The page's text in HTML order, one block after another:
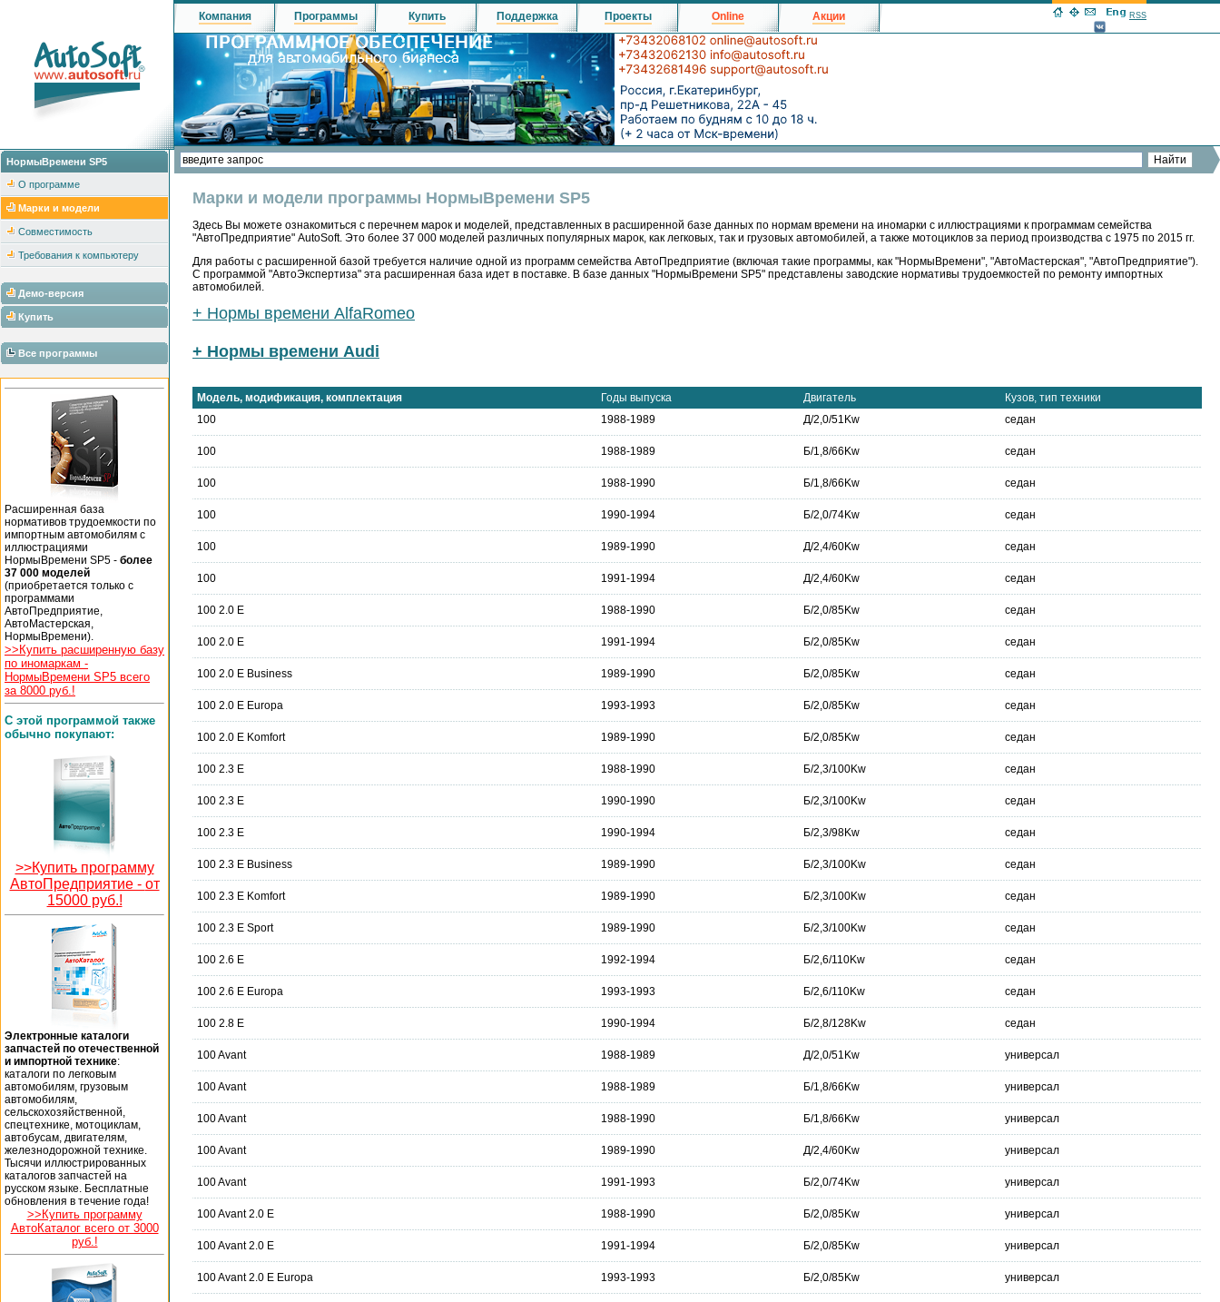
НормыВремени SP5
О программе
Марки и модели
Совместимость
Требования к компьютеру
Демо-версия
Купить
Все программы
Расширенная база
нормативов трудоемкости по
импортным автомобилям с
иллюстрациями
НормыВремени SP5 - более
37 000 моделей
(приобретается только с
программами
АвтоПредприятие,
АвтоМастерская,
НормыВремени).
>>Купить расширенную базу
по иномаркам -
НормыВремени SP5 всего
за 8000 руб.!
С этой программой также
обычно покупают:
>>Купить программу
АвтоПредприятие - от
15000 руб.!
Электронные каталоги
запчастей по отечественной
и импортной технике:
каталоги по легковым
автомобилям, грузовым
автомобилям,
сельскохозяйственной,
спецтехнике, мотоциклам,
автобусам, двигателям,
железнодорожной технике.
Тысячи иллюстрированных
каталогов запчастей на
русском языке. Бесплатные
обновления в течение года!
>>Купить программу
АвтоКаталог всего от 3000
руб.!
Компания Программы Купить Поддержка Проекты Online Акции RSS
Марки и модели программы НормыВремени SP5
Здесь Вы можете ознакомиться с перечнем марок и моделей, представленных в расширенной базе данных по нормам времени на иномарки с иллюстрациями к программам семейства
"АвтоПредприятие" AutoSoft. Это более 37 000 моделей различных популярных марок, как легковых, так и грузовых автомобилей, а также мотоциклов за период производства с 1975 по 2015 гг.
Для работы с расширенной базой требуется наличие одной из программ семейства АвтоПредприятие (включая такие программы, как "НормыВремени", "АвтоМастерская", "АвтоПредприятие").
С программой "АвтоЭкспертиза" эта расширенная база идет в поставке. В базе данных "НормыВремени SP5" представлены заводские нормативы трудоемкостей по ремонту импортных
автомобилей.
+ Нормы времени AlfaRomeo
+ Нормы времени Audi
Модель, модификация, комплектация Годы выпуска Двигатель
Кузов, тип техники
100
1988-1989 Д/2,0/51Kw седан
100 1988-1989 Б/1,8/66Kw седан
100 1988-1990 Б/1,8/66Kw седан
100 1990-1994 Б/2,0/74Kw седан
100 1989-1990 Д/2,4/60Kw седан
100 1991-1994 Д/2,4/60Kw седан
100 2.0 E 1988-1990 Б/2,0/85Kw седан
100 2.0 E 1991-1994 Б/2,0/85Kw седан
100 2.0 E Business 1989-1990 Б/2,0/85Kw седан
100 2.0 E Europa 1993-1993 Б/2,0/85Kw седан
100 2.0 E Komfort 1989-1990 Б/2,0/85Kw седан
100 2.3 E 1988-1990 Б/2,3/100Kw седан
100 2.3 E 1990-1990 Б/2,3/100Kw седан
100 2.3 E 1990-1994 Б/2,3/98Kw седан
100 2.3 E Business 1989-1990 Б/2,3/100Kw седан
100 2.3 E Komfort 1989-1990 Б/2,3/100Kw седан
100 2.3 E Sport 1989-1990 Б/2,3/100Kw седан
100 2.6 E 1992-1994 Б/2,6/110Kw седан
100 2.6 E Europa 1993-1993 Б/2,6/110Kw седан
100 2.8 E 1990-1994 Б/2,8/128Kw седан
100 Avant 1988-1989 Д/2,0/51Kw универсал
100 Avant 1988-1989 Б/1,8/66Kw универсал
100 Avant 1988-1990 Б/1,8/66Kw универсал
100 Avant 1989-1990 Д/2,4/60Kw универсал
100 Avant 1991-1993 Б/2,0/74Kw универсал
100 Avant 2.0 E 1988-1990 Б/2,0/85Kw универсал
100 Avant 2.0 E 1991-1994 Б/2,0/85Kw универсал
100 Avant 2.0 E Europa 1993-1993 Б/2,0/85Kw универсал